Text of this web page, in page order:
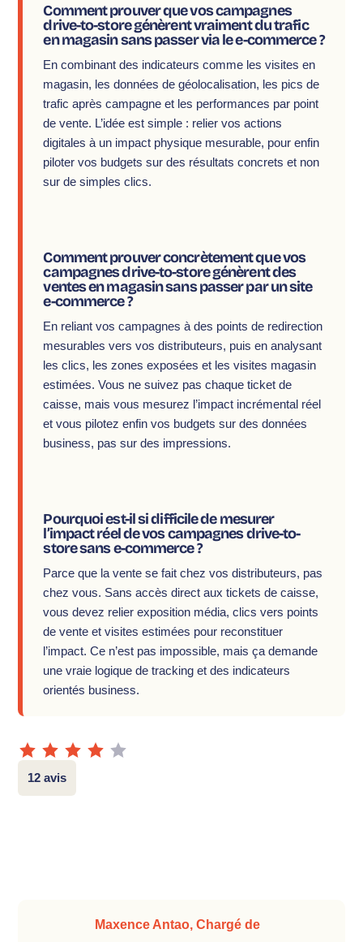
Comment prouver que vos campagnes
drive-to-store génèrent vraiment du trafic
en magasin sans passer via le e-commerce ?
En combinant des indicateurs comme les visites en
magasin, les données de géolocalisation, les pics de
trafic après campagne et les performances par point
de vente. L’idée est simple : relier vos actions
digitales à un impact physique mesurable, pour enfin
piloter vos budgets sur des résultats concrets et non
sur de simples clics.
Comment prouver concrètement que vos
campagnes drive-to-store génèrent des
ventes en magasin sans passer par un site
e-commerce ?
En reliant vos campagnes à des points de redirection
mesurables vers vos distributeurs, puis en analysant
les clics, les zones exposées et les visites magasin
estimées. Vous ne suivez pas chaque ticket de
caisse, mais vous mesurez l’impact incrémental réel
et vous pilotez enfin vos budgets sur des données
business, pas sur des impressions.
Pourquoi est-il si difficile de mesurer
l’impact réel de vos campagnes drive-to-
store sans e-commerce ?
Parce que la vente se fait chez vos distributeurs, pas
chez vous. Sans accès direct aux tickets de caisse,
vous devez relier exposition média, clics vers points
de vente et visites estimées pour reconstituer
l’impact. Ce n’est pas impossible, mais ça demande
une vraie logique de tracking et des indicateurs
orientés business.
12 avis
Maxence Antao, Chargé de